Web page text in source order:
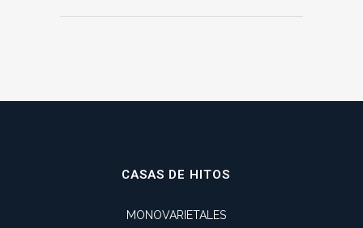
CASAS DE HITOS
MONOVARIETALES